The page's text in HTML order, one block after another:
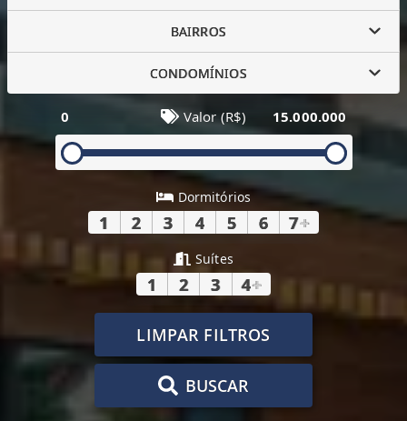
BAIRROS
CONDOMÍNIOS
0 Valor (R$) 15.000.000
Dormitórios
1 2 3 4 5 6 7+
Suítes
1 2 3 4+
LIMPAR FILTROS
BUSCAR